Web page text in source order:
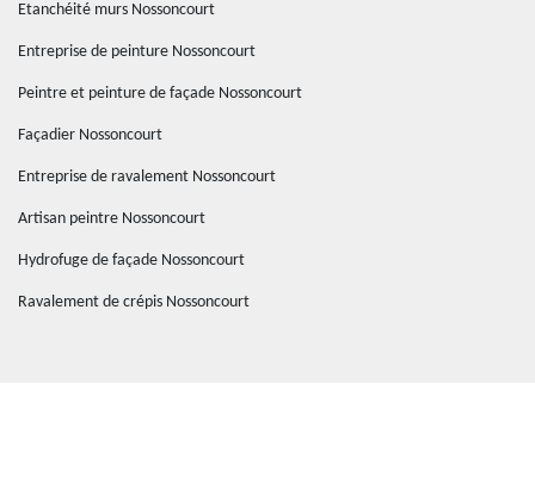
Etanchéité murs Nossoncourt
Entreprise de peinture Nossoncourt
Peintre et peinture de façade Nossoncourt
Façadier Nossoncourt
Entreprise de ravalement Nossoncourt
Artisan peintre Nossoncourt
Hydrofuge de façade Nossoncourt
Ravalement de crépis Nossoncourt